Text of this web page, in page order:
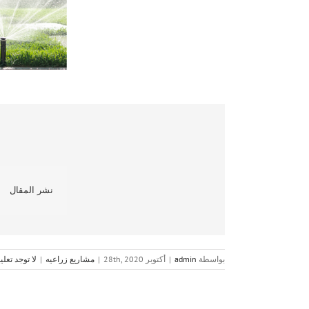
نشر المقال
بواسطة admin
| أكتوبر 28th, 2020 | مشاريع زراعيه | لا توجد